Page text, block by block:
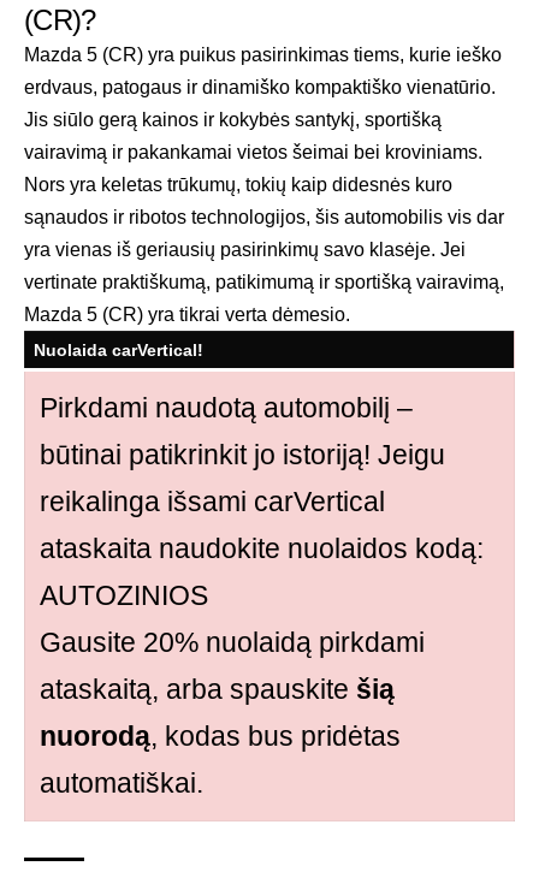
(CR)?
Mazda 5 (CR) yra puikus pasirinkimas tiems, kurie ieško
erdvaus, patogaus ir dinamiško kompaktiško vienatūrio.
Jis siūlo gerą kainos ir kokybės santykį, sportišką
vairavimą ir pakankamai vietos šeimai bei kroviniams.
Nors yra keletas trūkumų, tokių kaip didesnės kuro
sąnaudos ir ribotos technologijos, šis automobilis vis dar
yra vienas iš geriausių pasirinkimų savo klasėje. Jei
vertinate praktiškumą, patikimumą ir sportišką vairavimą,
Mazda 5 (CR) yra tikrai verta dėmesio.
Nuolaida carVertical!
Pirkdami naudotą automobilį –
būtinai patikrinkit jo istoriją! Jeigu
reikalinga išsami carVertical
ataskaita naudokite nuolaidos kodą:
AUTOZINIOS
Gausite 20% nuolaidą pirkdami
ataskaitą, arba spauskite šią
nuorodą, kodas bus pridėtas
automatiškai.